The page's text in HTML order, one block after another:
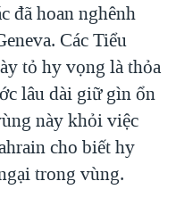
đã hoan nghênh
Các Tiểu
tỏ hy vọng là thỏa
lâu dài giữ gìn ổn
này khỏi việc
cho biết hy
trong vùng.